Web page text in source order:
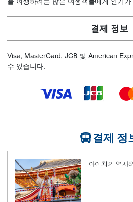
결제 정보
Visa, MasterCard, JCB 및 American
수 있습니다.
결제 정
아이치의 역사